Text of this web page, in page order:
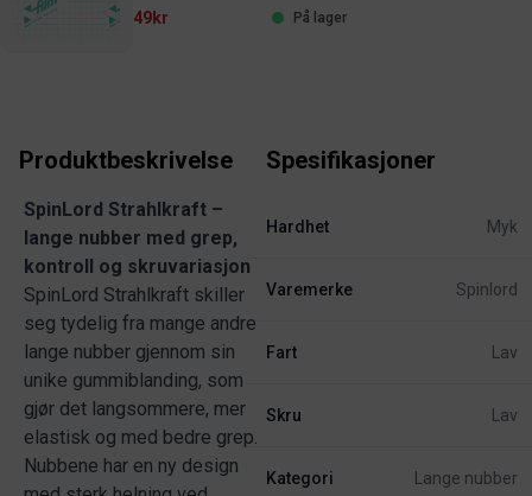
49kr På lager
Produktbeskrivelse
SpinLord Strahlkraft –
lange nubber med grep,
kontroll og skruvariasjon
SpinLord Strahlkraft skiller
seg tydelig fra mange andre
lange nubber gjennom sin
unike gummiblanding, som
gjør det langsommere, mer
elastisk og med bedre grep.
Nubbene har en ny design
Spesifikasjoner
Hardhet Myk
Varemerke Spinlord
Fart Lav
Skru Lav
Kategori Lange nubber